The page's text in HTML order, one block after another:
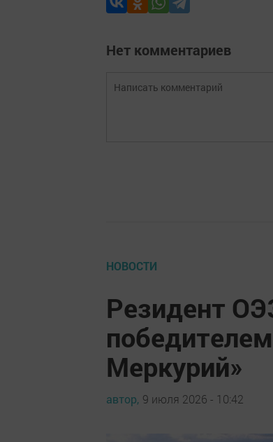
Нет комментариев
НОВОСТИ
Резидент
Меркурий»
автор, 9 июля 2026 - 10:42